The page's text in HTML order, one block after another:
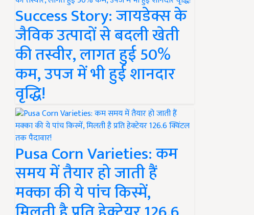
Success Story: जायडेक्स के
जैविक उत्पादों से बदली खेती
की तस्वीर, लागत हुई 50%
कम, उपज में भी हुई शानदार
वृद्धि!
Pusa Corn Varieties: कम
समय में तैयार हो जाती हैं
मक्का की ये पांच किस्में,